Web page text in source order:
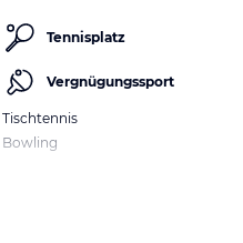
Tennisplatz
Vergnügungssport
Tischtennis
Bowling